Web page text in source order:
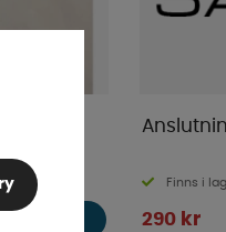
Finns i
290 kr